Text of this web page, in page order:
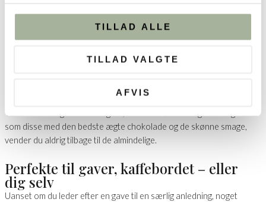
TILLAD ALLE
TILLAD VALGTE
AFVIS
hindbær: En forførende kombination af sød hvid chokolade,
Vi kan næsten garantere dig for, at har du først smagt romkugler
som disse med den bedste ægte chokolade og de skønne smage,
vender du aldrig tilbage til de almindelige.
Perfekte til gaver, kaffebordet – eller
dig selv
Uanset om du leder efter en gave til en særlig anledning, noget